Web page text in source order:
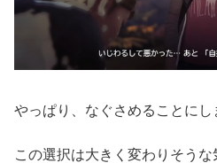
やっぱり、なぐさめることにし
この選択は大きく変わりそうな